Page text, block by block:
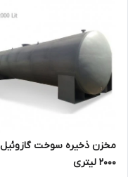
مخزن ذخیره سوخت گازوئیل
2000 لیتری